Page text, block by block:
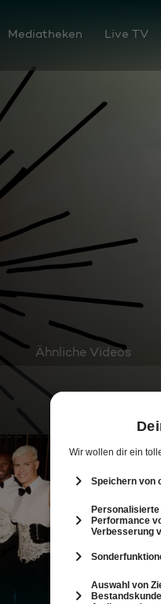
Mediatheken Live TV
Ähnliche Videos
12
24: